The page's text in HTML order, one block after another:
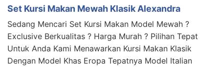
Set Kursi Makan Mewah Klasik Alexandra
Sedang Mencari Set Kursi Makan Model Mewah ?
Exclusive Berkualitas ? Harga Murah ? Pilihan Tepat
Untuk Anda Kami Menawarkan Kursi Makan Klasik
Dengan Model Khas Eropa Tepatnya Model Italian